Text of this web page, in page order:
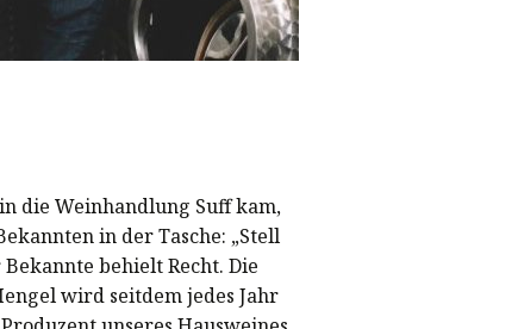
die Weinhandlung Suff kam,
in der Tasche: „Stell
behielt Recht. Die
wird seitdem jedes Jahr